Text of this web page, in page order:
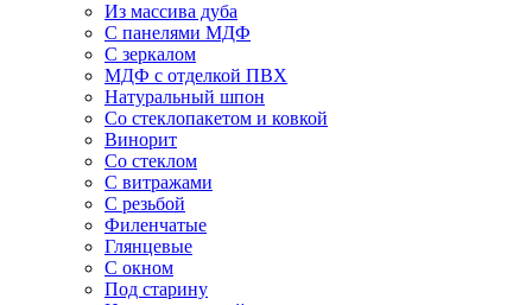
Из массива дуба
С панелями МДФ
С зеркалом
МДФ с отделкой ПВХ
Натуральный шпон
Со стеклопакетом и ковкой
Винорит
Со стеклом
С витражами
С резьбой
Филенчатые
Глянцевые
С окном
Под старину